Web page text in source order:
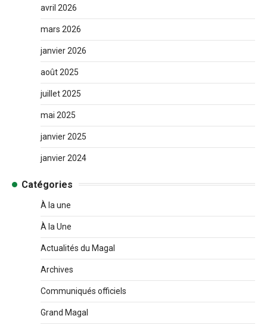
avril 2026
mars 2026
janvier 2026
août 2025
juillet 2025
mai 2025
janvier 2025
janvier 2024
Catégories
À la une
À la Une
Actualités du Magal
Archives
Communiqués officiels
Grand Magal